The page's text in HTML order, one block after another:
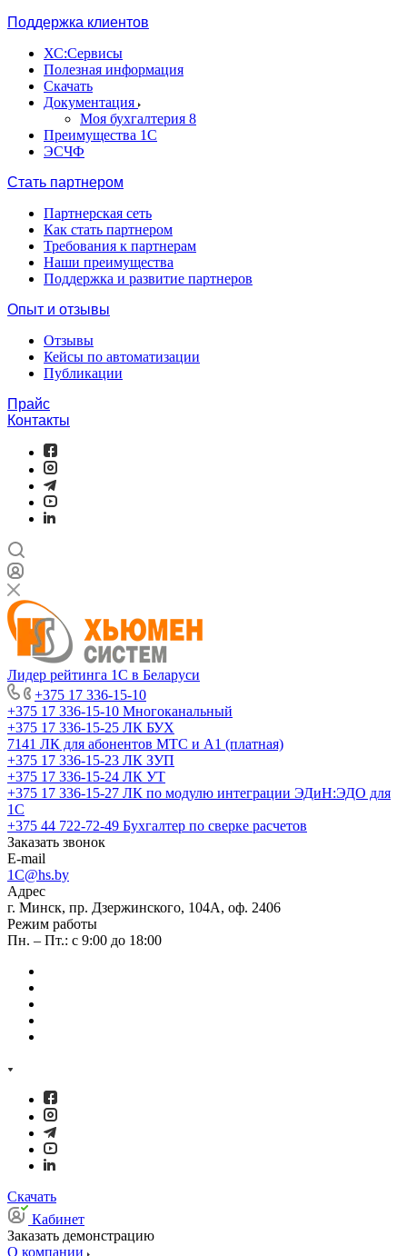
Поддержка клиентов
ХС:Сервисы
Полезная информация
Скачать
Документация
Моя бухгалтерия 8
Преимущества 1С
ЭСЧФ
Стать партнером
Партнерская сеть
Как стать партнером
Требования к партнерам
Наши преимущества
Поддержка и развитие партнеров
Опыт и отзывы
Отзывы
Кейсы по автоматизации
Публикации
Прайс
Контакты
Лидер рейтинга 1С в Беларуси
+375 17 336-15-10
+375 17 336-15-10 Многоканальный
+375 17 336-15-25 ЛК БУХ
7141 ЛК для абонентов МТС и А1 (платная)
+375 17 336-15-23 ЛК ЗУП
+375 17 336-15-24 ЛК УТ
+375 17 336-15-27 ЛК по модулю интеграции ЭДиН:ЭДО для
1С
+375 44 722-72-49 Бухгалтер по сверке расчетов
Заказать звонок
E-mail
1C@hs.by
Адрес
г. Минск, пр. Дзержинского, 104А, оф. 2406
Режим работы
Пн. – Пт.: с 9:00 до 18:00
Скачать
Кабинет
Заказать демонстрацию
О компании